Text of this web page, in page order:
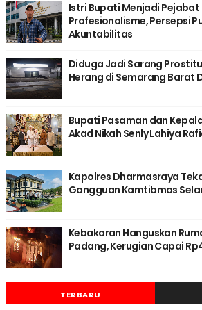
Istri Bupati Menjadi
Profesionalisme, Persepsi
Akuntabilitas
Diduga Jadi Sarang
Herang di Semarang Barat
Bupati Pasaman dan
Akad Nikah Senly Lahiya
Kapolres Dharmasraya
Gangguan Kamtibmas
Kebakaran Hanguskan
Padang, Kerugian Capai
TERBARU